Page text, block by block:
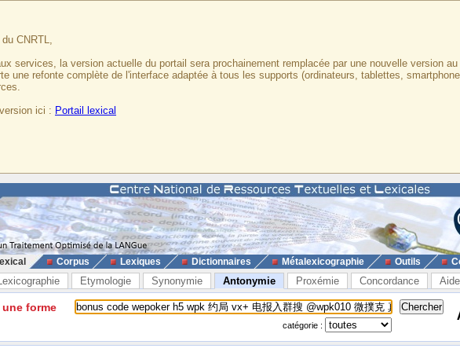
CNRTL,
services, la version actuelle du portail sera prochainement remplacée par une nouvelle version au
une refonte complète de l'interface adaptée à tous les supports (ordinateurs, tablettes,
ici : Portail lexical
Corpus Lexiques Dictionnaires Métalexicographie Outils
Etymologie Synonymie Antonymie Proxémie Concordance Aide
une forme
catégorie :